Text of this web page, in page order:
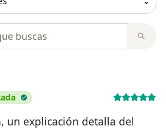
un explicación detalla del